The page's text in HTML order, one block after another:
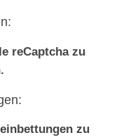
reCaptcha zu
zu